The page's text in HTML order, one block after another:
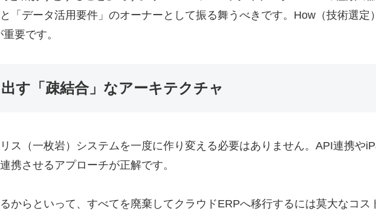
「データ活用要件」のオーナーとして振る舞うべきです。How（技術選定
要です。
す「疎結合」なアーキテクチャ
ス（一枚岩）システムを一度に作り変える必要はありません。API連携や
携させるアプローチが正解です。
からといって、すべてを廃棄してクラウドERPへ移行するには莫大なコス